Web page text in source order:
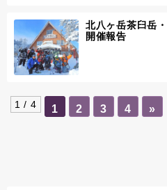
北八ヶ岳茶臼岳
開催報告
1 / 4 1 2 3 4 »